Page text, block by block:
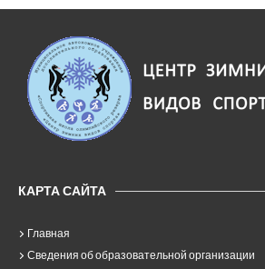
КАРТА САЙТА
Главная
Сведения об образовательной организации